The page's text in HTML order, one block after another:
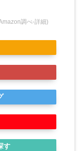
調べ-詳細)
す